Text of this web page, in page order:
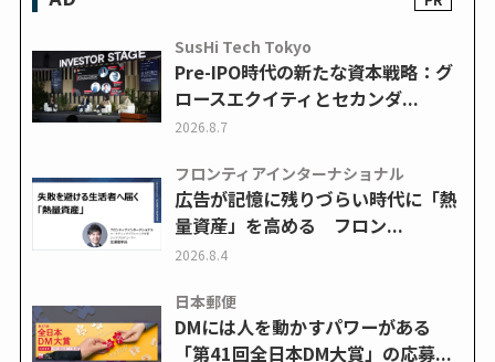
SusHi Tech Tokyo
Pre-IPO時代の新たな資本戦略：グ
ロースエクイティとセカンダ...
2026.8.7
フロンティアインターナショナル
広告が記憶に残りづらい時代に「熱
量資産」を高める フロン...
2026.8.4
日本郵便
DMには人を動かすパワーがある
「第41回全日本DM大賞」の応募...